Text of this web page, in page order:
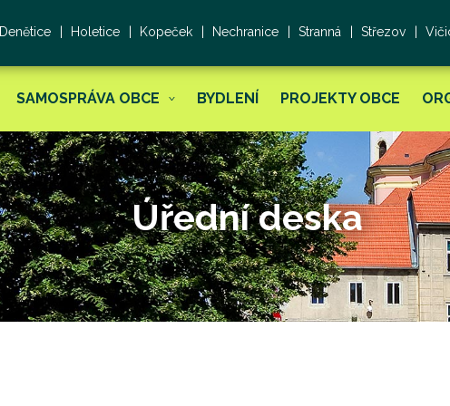
Denětice Holetice Kopeček Nechranice Stranná Střezov
SAMOSPRÁVA OBCE BYDLENÍ PROJEKTY OBCE
Úřední deska